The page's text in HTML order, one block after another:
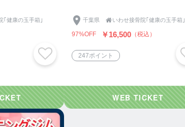
｢健康の玉手箱｣ 千葉県 いわせ接骨院｢健康の玉手箱｣
97%OFF ￥16,500 （税込）
247ポイント